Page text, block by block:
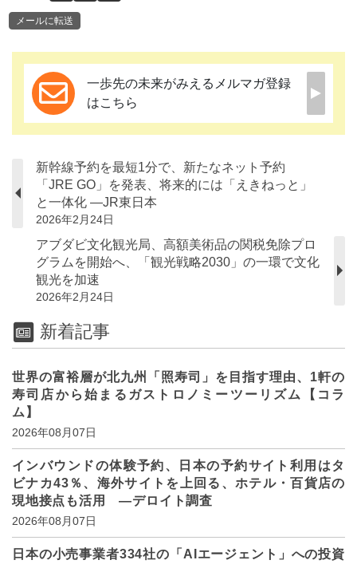
メールに転送
一歩先の未来がみえるメルマガ登録
はこちら
新幹線予約を最短1分で、新たなネット予約
「JRE GO」を発表、将来的には「えきねっと」
と一体化 ―JR東日本
2026年2月24日
アブダビ文化観光局、高額美術品の関税免除プロ
グラムを開始へ、「観光戦略2030」の一環で文化
観光を加速
2026年2月24日
新着記事
世界の富裕層が北九州「照寿司」を目指す理由、1軒の
寿司店から始まるガストロノミーツーリズム【コラ
ム】
2026年08月07日
インバウンドの体験予約、日本の予約サイト利用はタ
ビナカ43％、海外サイトを上回る、ホテル・百貨店の
現地接点も活用 ―デロイト調査
2026年08月07日
日本の小売事業者334社の「AIエージェント」への投資